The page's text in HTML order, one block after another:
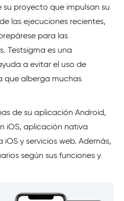
su proyecto que impulsan su
las ejecuciones recientes,
para las
Testsigma es una
a evitar el uso de
que alberga muchas
de su aplicación Android,
iOS, aplicación nativa
y servicios web. Además,
según sus funciones y